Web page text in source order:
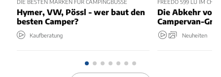
DIE BESTEN MARKEN FÜR CAMPINGBUSSE
Hymer, VW, Pössl - wer baut den
besten Camper?
Kaufberatung
FREEDO 599 LU IM
Die Abkehr
Campervan-
Neuheiten